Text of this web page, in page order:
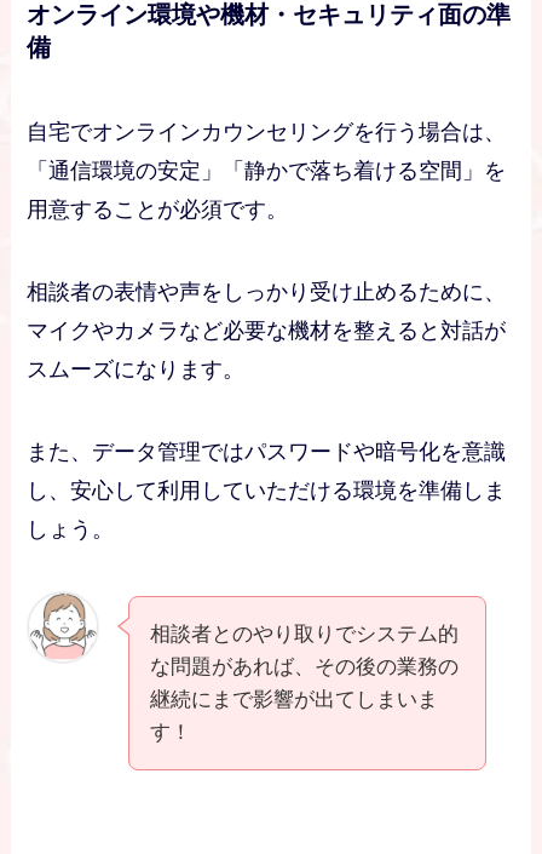
オンライン環境や機材・セキュリティ面の準
備
自宅でオンラインカウンセリングを行う場合は、
「通信環境の安定」「静かで落ち着ける空間」を
用意することが必須です。
相談者の表情や声をしっかり受け止めるために、
マイクやカメラなど必要な機材を整えると対話が
スムーズになります。
また、データ管理ではパスワードや暗号化を意識
し、安心して利用していただける環境を準備しま
しょう。
相談者とのやり取りでシステム的
な問題があれば、その後の業務の
継続にまで影響が出てしまいま
す！